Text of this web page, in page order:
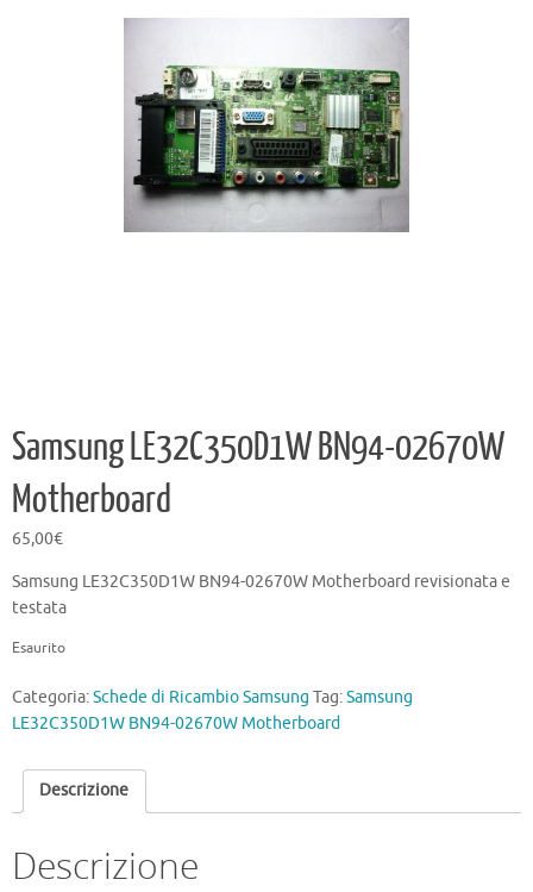
Samsung LE32C350D1W BN94-02670W
Motherboard
65,00€
Samsung LE32C350D1W BN94-02670W Motherboard revisionata e
testata
Esaurito
Categoria:Schede di Ricambio Samsung Tag:Samsung
LE32C350D1W BN94-02670W Motherboard
Descrizione
Descrizione